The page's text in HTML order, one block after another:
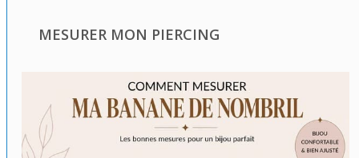
MESURER MON PIERCING